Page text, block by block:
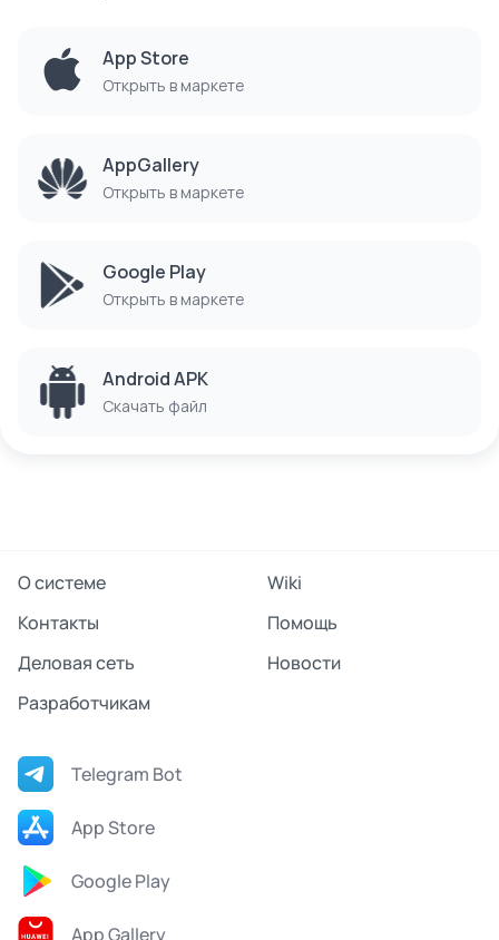
App Store
Открыть в маркете
AppGallery
Открыть в маркете
Google Play
Открыть в маркете
Android APK
Скачать файл
О системе
Wiki
Контакты
Помощь
Деловая сеть
Новости
Разработчикам
Telegram Bot
App Store
Google Play
App Gallery